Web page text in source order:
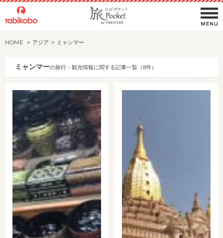
HOME アジア ミャンマー
ミャンマーの旅行・観光情報に関する記事一覧（8件）